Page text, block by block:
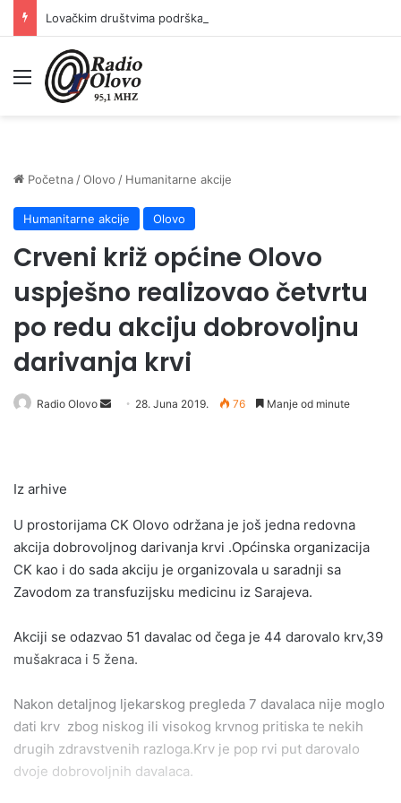
Lovačkim društvima podrška u iznosu od 138.000 KM
Meni
Početna /Olovo / Humanitarne akcije
Humanitarne akcije Olovo
Crveni križ općine Olovo
uspješno realizovao četvrtu
po redu akciju dobrovoljnu
darivanja krvi
Radio Olovo
Send 28. Juna 2019. 76 Manje od minute
Iz arhive
U prostorijama CK Olovo održana je još jedna redovna
akcija dobrovoljnog darivanja krvi .Općinska organizacija
CK kao i do sada akciju je organizovala u saradnji sa
Zavodom za transfuzijsku medicinu iz Sarajeva.
Akciji se odazvao 51 davalac od čega je 44 darovalo krv,39
mušakraca i 5 žena.
Nakon detaljnog ljekarskog pregleda 7 davalaca nije moglo
dati krv zbog niskog ili visokog krvnog pritiska te nekih
drugih zdravstvenih razloga.Krv je pop rvi put darovalo
dvoje dobrovoljnih davalaca.